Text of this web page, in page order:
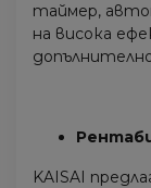
таймер,
на висока
KAISAI